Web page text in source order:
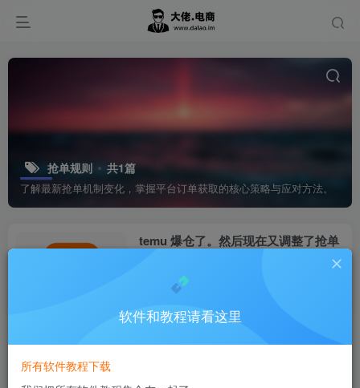
抢单规则 共1篇
了解最新抢单机制变化，掌握平台订单获取的核心策略与应对方法。
temu 爆仓了。然后现在又调整了抢单
软件和教程请看这里
所有软件教程下载